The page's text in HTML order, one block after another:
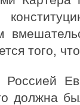
того,
должна